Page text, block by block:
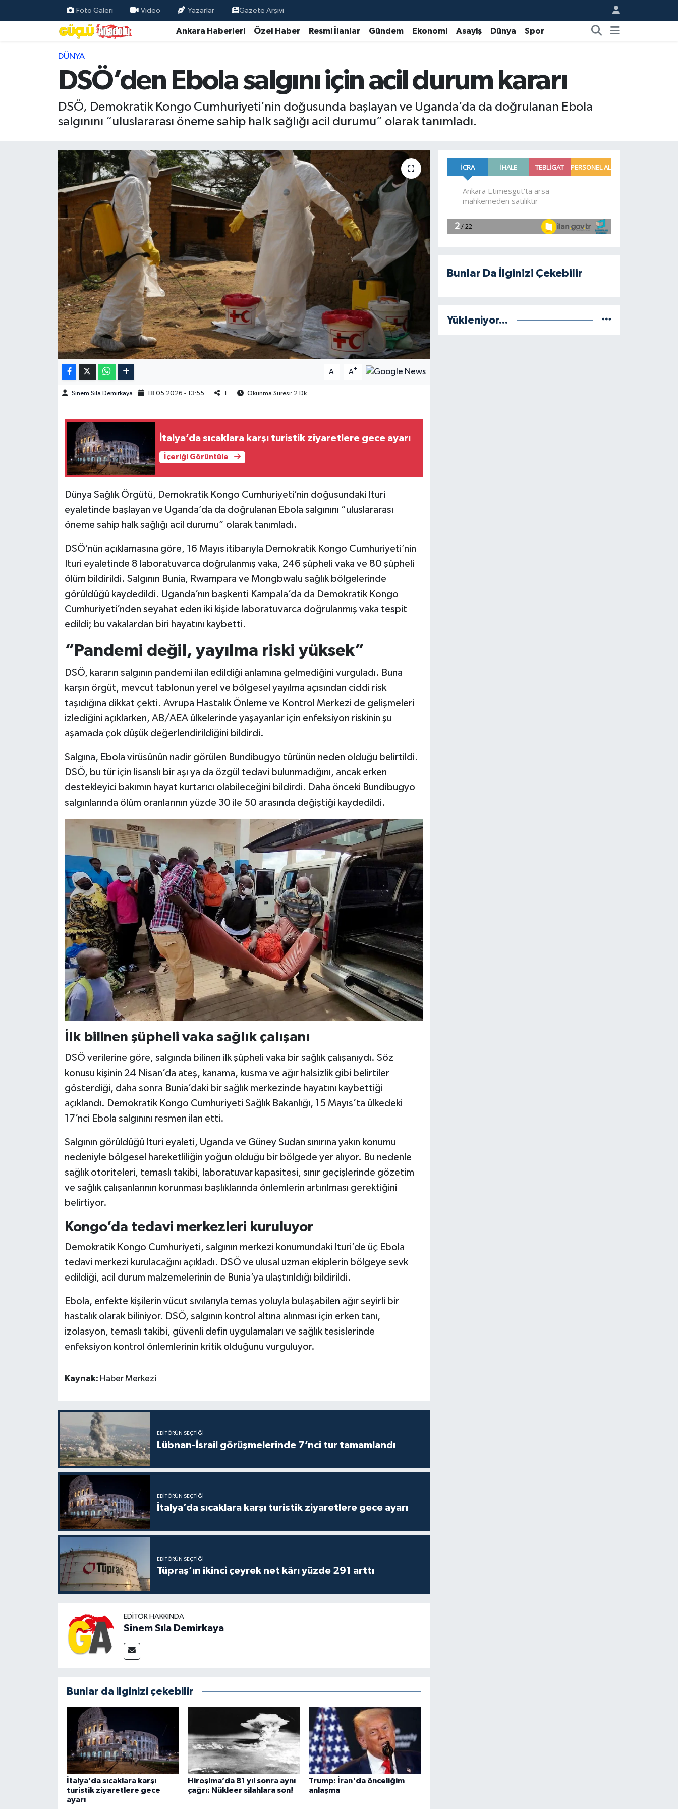
Foto Galeri Video Yazarlar Gazete Arşivi
Ankara Haberleri Özel Haber Resmi İlanlar Gündem Ekonomi Asayiş Dünya Spor
DÜNYA
DSÖ’den Ebola salgını için acil durum kararı
DSÖ, Demokratik Kongo Cumhuriyeti’nin doğusunda başlayan ve Uganda’da da doğrulanan Ebola
salgınını “uluslararası öneme sahip halk sağlığı acil durumu” olarak tanımladı.
A- A+
Sinem Sıla Demirkaya 18.05.2026 - 13:55 Okunma Süresi: 2 Dk
İtalya’da sıcaklara karşı turistik ziyaretlere gece ayarı
İçeriği Görüntüle
Dünya Sağlık Örgütü, Demokratik Kongo Cumhuriyeti’nin doğusundaki Ituri
eyaletinde başlayan ve Uganda’da da doğrulanan Ebola salgınını “uluslararası
öneme sahip halk sağlığı acil durumu” olarak tanımladı.
DSÖ’nün açıklamasına göre, 16 Mayıs itibarıyla Demokratik Kongo Cumhuriyeti’nin
Ituri eyaletinde 8 laboratuvarca doğrulanmış vaka, 246 şüpheli vaka ve 80 şüpheli
ölüm bildirildi. Salgının Bunia, Rwampara ve Mongbwalu sağlık bölgelerinde
görüldüğü kaydedildi. Uganda’nın başkenti Kampala’da da Demokratik Kongo
Cumhuriyeti’nden seyahat eden iki kişide laboratuvarca doğrulanmış vaka tespit
edildi; bu vakalardan biri hayatını kaybetti.
“Pandemi değil, yayılma riski yüksek”
DSÖ, kararın salgının pandemi ilan edildiği anlamına gelmediğini vurguladı. Buna
karşın örgüt, mevcut tablonun yerel ve bölgesel yayılma açısından ciddi risk
taşıdığına dikkat çekti. Avrupa Hastalık Önleme ve Kontrol Merkezi de gelişmeleri
izlediğini açıklarken, AB/AEA ülkelerinde yaşayanlar için enfeksiyon riskinin şu
aşamada çok düşük değerlendirildiğini bildirdi.
Salgına, Ebola virüsünün nadir görülen Bundibugyo türünün neden olduğu belirtildi.
DSÖ, bu tür için lisanslı bir aşı ya da özgül tedavi bulunmadığını, ancak erken
destekleyici bakımın hayat kurtarıcı olabileceğini bildirdi. Daha önceki Bundibugyo
salgınlarında ölüm oranlarının yüzde 30 ile 50 arasında değiştiği kaydedildi.
İlk bilinen şüpheli vaka sağlık çalışanı
DSÖ verilerine göre, salgında bilinen ilk şüpheli vaka bir sağlık çalışanıydı. Söz
konusu kişinin 24 Nisan’da ateş, kanama, kusma ve ağır halsizlik gibi belirtiler
gösterdiği, daha sonra Bunia’daki bir sağlık merkezinde hayatını kaybettiği
açıklandı. Demokratik Kongo Cumhuriyeti Sağlık Bakanlığı, 15 Mayıs’ta ülkedeki
17’nci Ebola salgınını resmen ilan etti.
Salgının görüldüğü Ituri eyaleti, Uganda ve Güney Sudan sınırına yakın konumu
nedeniyle bölgesel hareketliliğin yoğun olduğu bir bölgede yer alıyor. Bu nedenle
sağlık otoriteleri, temaslı takibi, laboratuvar kapasitesi, sınır geçişlerinde gözetim
ve sağlık çalışanlarının korunması başlıklarında önlemlerin artırılması gerektiğini
belirtiyor.
Kongo’da tedavi merkezleri kuruluyor
Demokratik Kongo Cumhuriyeti, salgının merkezi konumundaki Ituri’de üç Ebola
tedavi merkezi kurulacağını açıkladı. DSÖ ve ulusal uzman ekiplerin bölgeye sevk
edildiği, acil durum malzemelerinin de Bunia’ya ulaştırıldığı bildirildi.
Ebola, enfekte kişilerin vücut sıvılarıyla temas yoluyla bulaşabilen ağır seyirli bir
hastalık olarak biliniyor. DSÖ, salgının kontrol altına alınması için erken tanı,
izolasyon, temaslı takibi, güvenli defin uygulamaları ve sağlık tesislerinde
enfeksiyon kontrol önlemlerinin kritik olduğunu vurguluyor.
Kaynak: Haber Merkezi
EDITÖRÜN SEÇTIĞI
Lübnan-İsrail görüşmelerinde 7’nci tur tamamlandı
EDITÖRÜN SEÇTIĞI
İtalya’da sıcaklara karşı turistik ziyaretlere gece ayarı
EDITÖRÜN SEÇTIĞI
Tüpraş’ın ikinci çeyrek net kârı yüzde 291 arttı
EDITÖR HAKKINDA
Sinem Sıla Demirkaya
Bunlar da ilginizi çekebilir
İtalya’da sıcaklara karşı
turistik ziyaretlere gece
ayarı
Hiroşima’da 81 yıl sonra aynı
çağrı: Nükleer silahlara son!
Trump: İran'da önceliğim
anlaşma
Bunlar Da İlginizi Çekebilir
Yükleniyor...
Özel Haber
Resmi İlanlar
Magazin
Burç Yorumları
Hava Durumu
Kim kimdir?
Kültür Sanat
Televizyon
Yaşam-Çevre